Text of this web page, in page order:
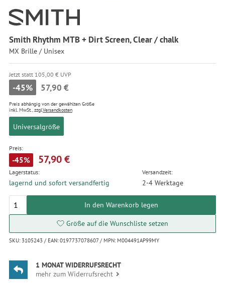
Smith Rhythm MTB + Dirt Screen, Clear / chalk
MX Brille / Unisex
Jetzt statt 105,00 € UVP
-45% 57,90 €
Preis abhängig von der gewählten Größe
inkl. MwSt., zzgl.Versandkosten
Universalgröße
Preis:
-45% 57,90 €
Lagerstatus:
lagernd und sofort versandfertig
Versandzeit:
2-4 Werktage
In den Warenkorb legen
Größe auf die Wunschliste setzen
SKU: 3105243 / EAN: 0197737078607 / MPN: M004491AP99MY
1 MONAT WIDERRUFSRECHT
mehr zum Widerrufsrecht